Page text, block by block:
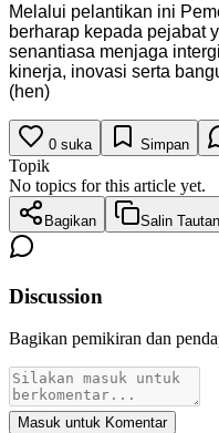
Melalui pelantikan ini
berharap kepada pejabat
senantiasa menjaga
kinerja, inovasi serta
(hen)
0 suka Simpan
Topik
No topics for this article yet.
Bagikan Salin Tautan
Discussion
Bagikan pemikiran dan
Masuk untuk Komentar